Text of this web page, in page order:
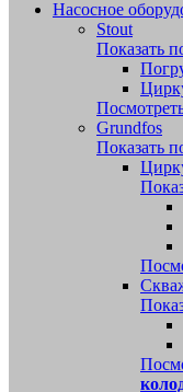
Насосное
Stout
Показать
Grundfos
Показать